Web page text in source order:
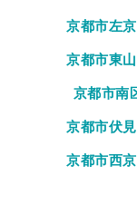
京都市左
京都市東
京都市南
京都市伏
京都市西